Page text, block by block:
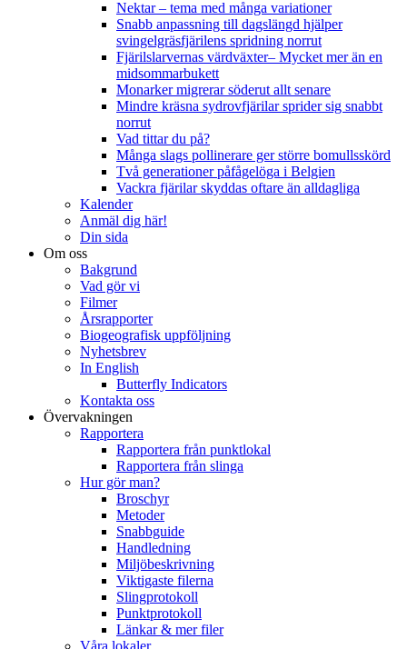
Nektar – tema med många variationer
Snabb anpassning till dagslängd hjälper
svingelgräsfjärilens spridning norrut
Fjärilslarvernas värdväxter– Mycket mer än en
midsommarbukett
Monarker migrerar söderut allt senare
Mindre kräsna sydrovfjärilar sprider sig snabbt
norrut
Vad tittar du på?
Många slags pollinerare ger större bomullsskörd
Två generationer påfågelöga i Belgien
Vackra fjärilar skyddas oftare än alldagliga
Kalender
Anmäl dig här!
Din sida
Om oss
Bakgrund
Vad gör vi
Filmer
Årsrapporter
Biogeografisk uppföljning
Nyhetsbrev
In English
Butterfly Indicators
Kontakta oss
Övervakningen
Rapportera
Rapportera från punktlokal
Rapportera från slinga
Hur gör man?
Broschyr
Metoder
Snabbguide
Handledning
Miljöbeskrivning
Viktigaste filerna
Slingprotokoll
Punktprotokoll
Länkar & mer filer